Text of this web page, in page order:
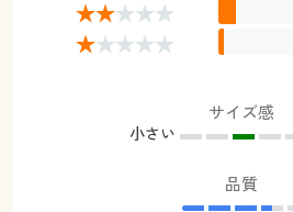
サイズ感
小さい
品質